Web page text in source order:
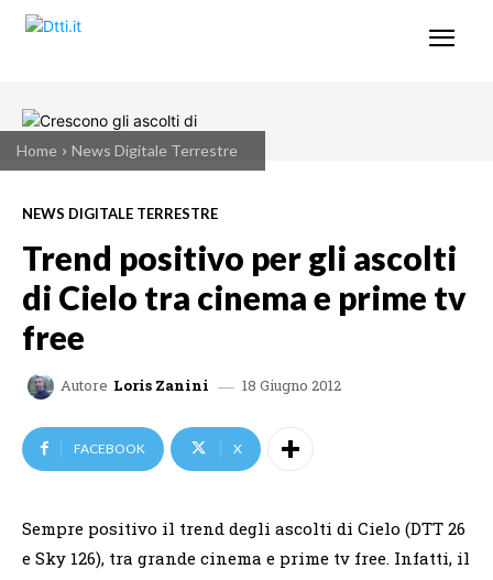
Home News Digitale Terrestre
NEWS DIGITALE TERRESTRE
Trend positivo per gli ascolti
di Cielo tra cinema e prime tv
free
Autore Loris Zanini 18 Giugno 2012
FACEBOOK X
Sempre positivo il trend degli ascolti di Cielo (DTT 26
e Sky 126), tra grande cinema e prime tv free. Infatti, il